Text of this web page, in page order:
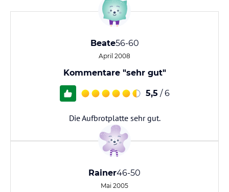
Beate56-60
April 2008
Kommentare "sehr gut"
5,5 / 6
Die Aufbrotplatte sehr gut.
Rainer46-50
Mai 2005